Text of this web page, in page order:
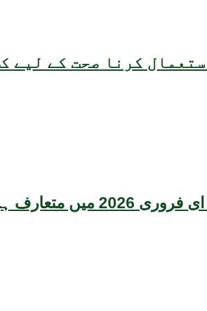
کرنا صحت کے لیے